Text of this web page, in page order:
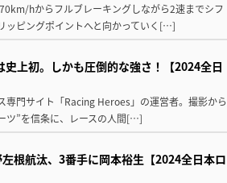
hからフルブレーキングしながら2速までシフ
ッピングポイントへと向かっていく[…]
上初。しかも圧倒的な強さ！【2024全日
門サイト「Racing Heroes」の運営者。撮影から
ツ”を信条に、レースの人間[…]
根航汰、3番手に岡本裕生【2024全日本ロ